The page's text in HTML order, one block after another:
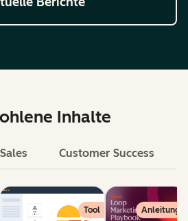
Inhalte
Sales Customer Success
Tool Anleitung